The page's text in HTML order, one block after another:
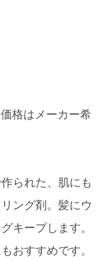
格はメーカー希
られた、肌にも
ング剤。髪にウ
キープします。
おすすめです。